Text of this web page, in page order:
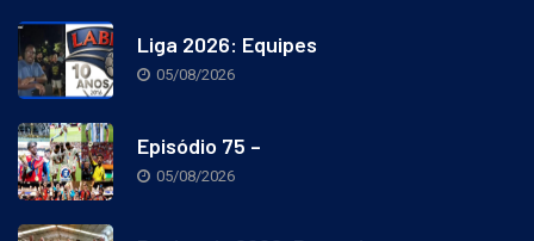
Liga 2026: Equipes
05/08/2026
Episódio 75 –
05/08/2026